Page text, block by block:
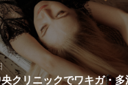
クリニックでワキガ・